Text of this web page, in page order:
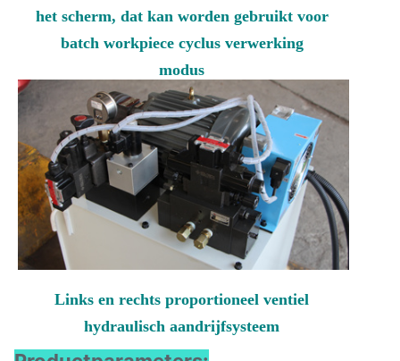
het scherm, dat kan worden gebruikt voor
batch workpiece cyclus verwerking
modus
Links en rechts proportioneel ventiel
hydraulisch aandrijfsysteem